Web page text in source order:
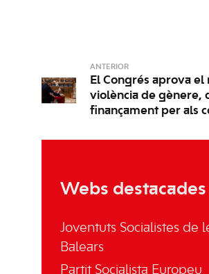
ANTERIOR
El Congrés aprova el
violència de gènere,
finançament per als
Webs destacades
Joventuts Socialistes de
Balears
Partit Socialista Europeu